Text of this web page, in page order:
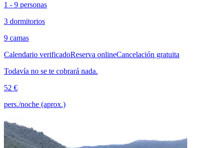
1 - 9 personas
3 dormitorios
9 camas
Calendario verificadoReserva onlineCancelación gratuita
Todavía no se te cobrará nada.
52 €
pers./noche (aprox.)